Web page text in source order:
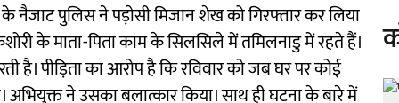
नैजाट पुलिस ने पड़ाेसी मिजान शेख को गिरफ्तार कर लिया
के माता-पिता काम के सिलसिले में तमिलनाडु में रहते हैं।
है। पीड़िता का आरोप है कि रविवार को जब घर पर कोई
ने उसका बलात्कार किया। साथ ही घटना के बारे में